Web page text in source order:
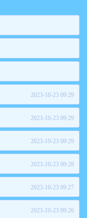
2023-10-23 09:29
2023-10-23 09:29
2023-10-23 09:29
2023-10-23 09:28
2023-10-23 09:27
2023-10-23 09:26